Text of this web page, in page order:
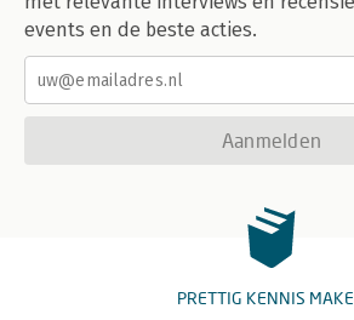
events en de beste acties.
Aanmelden
PRETTIG KENNIS